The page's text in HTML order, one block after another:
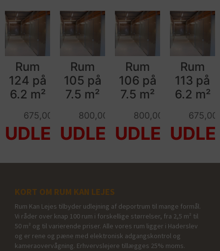
Rum
124 på
6.2 m²
675,00
Rum
105 på
7.5 m²
800,00
Rum
106 på
7.5 m²
800,00
Rum
113 på
6.2 m²
675,00
KORT OM RUM KAN LEJES
Rum Kan Lejes tilbyder udlejning af deportrum til mange formål.
Vi råder over knap 100 rum i forskellige størrelser, fra 2,5 m² til
50 m² og til varierende priser. Alle vores rum ligger i Haderslev
og er rene og pæne med elektronisk adgangskontrol og
kameraovervågning. Erhvervslejere tillægges 25% moms.